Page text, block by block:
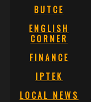
BUTCE
ENGLISH
CORNER
FINANCE
IPTEK
LOCAL NEWS